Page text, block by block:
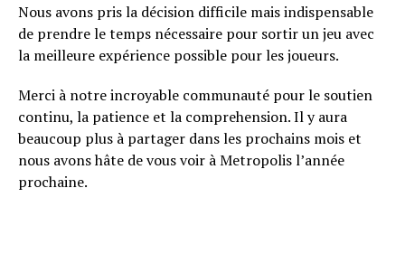
Nous avons pris la décision difficile mais indispensable
de prendre le temps nécessaire pour sortir un jeu avec
la meilleure expérience possible pour les joueurs.
Merci à notre incroyable communauté pour le soutien
continu, la patience et la comprehension. Il y aura
beaucoup plus à partager dans les prochains mois et
nous avons hâte de vous voir à Metropolis l’année
prochaine.